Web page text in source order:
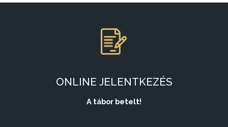
ONLINE JELENTKEZÉS
A tábor betelt!